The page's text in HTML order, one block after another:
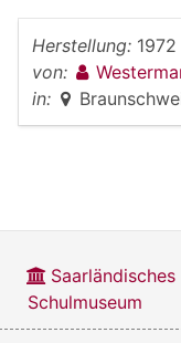
Herstellung: 1972
von:
in:
Saarländisches
Schulmuseum